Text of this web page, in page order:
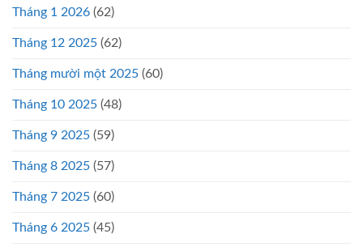
Tháng 1 2026 (62)
Tháng 12 2025 (62)
Tháng mười một 2025 (60)
Tháng 10 2025 (48)
Tháng 9 2025 (59)
Tháng 8 2025 (57)
Tháng 7 2025 (60)
Tháng 6 2025 (45)